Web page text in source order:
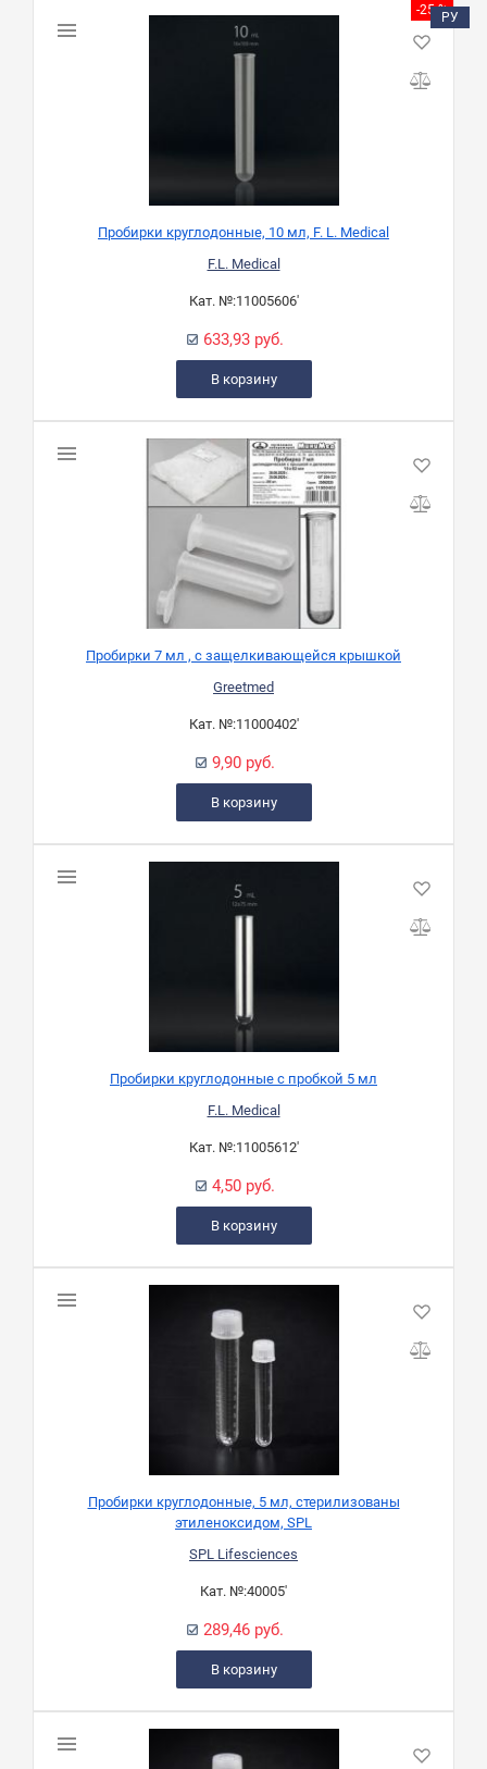
-25 %РУ
Пробирки круглодонные, 10 мл, F. L. Medical
F.L. Medical
Кат. №:11005606'
633,93 руб.
В корзину
Пробирки 7 мл , с защелкивающейся крышкой
Greetmed
Кат. №:11000402'
9,90 руб.
В корзину
Пробирки круглодонные с пробкой 5 мл
F.L. Medical
Кат. №:11005612'
4,50 руб.
В корзину
Пробирки круглодонные, 5 мл, стерилизованы
этиленоксидом, SPL
SPL Lifesciences
Кат. №:40005'
289,46 руб.
В корзину